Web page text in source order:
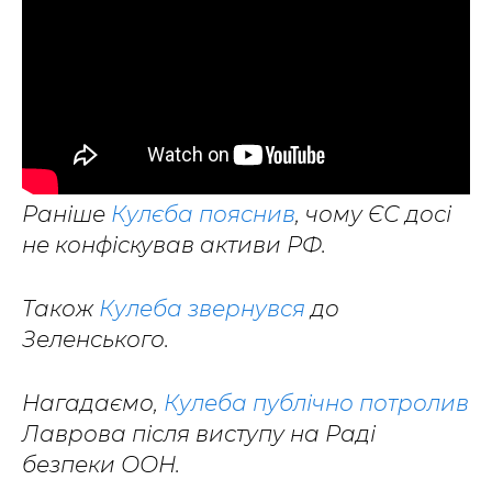
Раніше Кулєба пояснив, чому ЄС досі
не конфіскував активи РФ.
Також Кулеба звернувся до
Зеленського.
Нагадаємо, Кулеба публічно потролив
Лаврова після виступу на Раді
безпеки ООН.